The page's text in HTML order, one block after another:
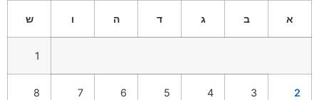
א ב ג ד ה ו ש
1
2
3
4
5
6
7
8